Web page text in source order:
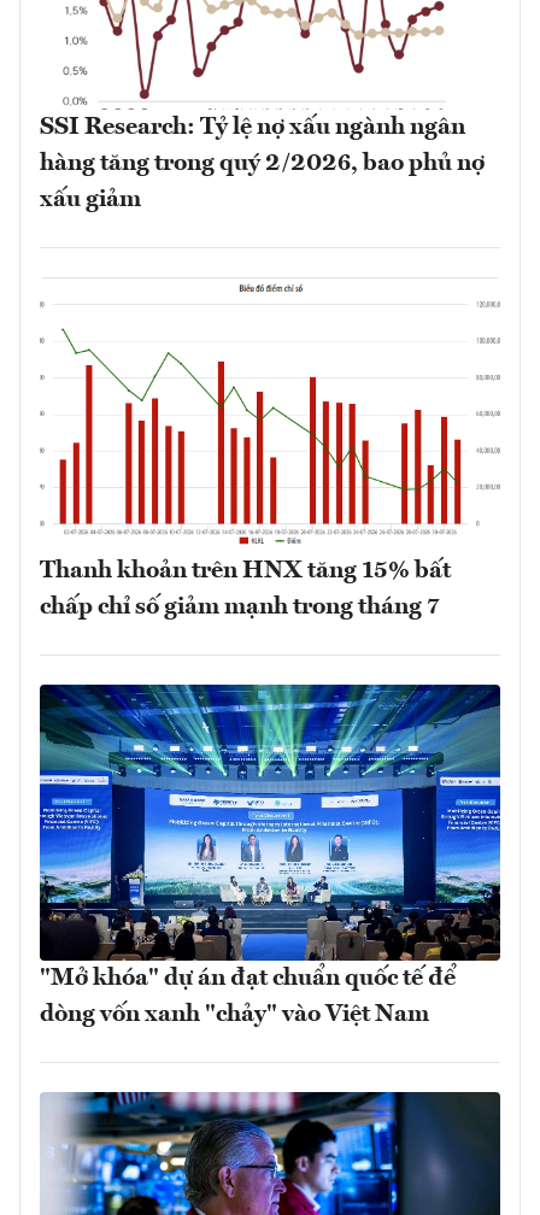
SSI Research: Tỷ lệ nợ xấu ngành ngân
hàng tăng trong quý 2/2026, bao phủ nợ
xấu giảm
Thanh khoản trên HNX tăng 15% bất
chấp chỉ số giảm mạnh trong tháng 7
"Mở khóa" dự án đạt chuẩn quốc tế để
dòng vốn xanh "chảy" vào Việt Nam